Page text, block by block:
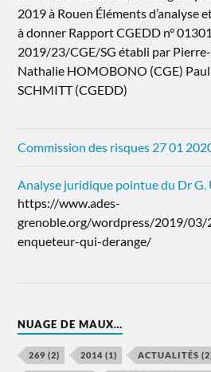
2019 à Rouen Éléments d’analyse
à donner Rapport CGEDD n°
2019/23/CGE/SG établi par
Nathalie HOMOBONO (CGE)
SCHMITT (CGEDD)
Commission des risques 27 01
Analyse juridique pointue du Dr G.
https://www.ades-
grenoble.org/wordpress/2019/03/
enqueteur-qui-derange/
NUAGE DE MAUX…
269 (2) 2014 (1) ACTUALITÉS